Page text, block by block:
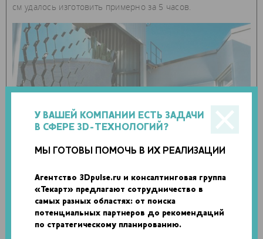
У ВАШЕЙ КОМПАНИИ ЕСТЬ ЗАДАЧИ
В СФЕРЕ 3D-ТЕХНОЛОГИЙ?
МЫ ГОТОВЫ ПОМОЧЬ В ИХ РЕАЛИЗАЦИИ
Агентство 3Dpulse.ru и консалтинговая группа
«Текарт» предлагают сотрудничество в
самых разных областях: от поиска
потенциальных партнеров до рекомендаций
по стратегическому планированию.
см удалось изготовить примерно за 5 часов.
Источником сфокусированного света в Германском центре